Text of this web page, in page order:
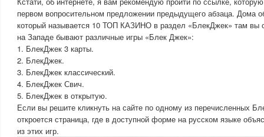
первом вопросительном предложении предыдущего абзаца. Дома
который называется 10 ТОП КАЗИНО в раздел «БлекДжек» там вы
на Западе бывают различные игры «Блек Джек»:
1. БлекДжек 3 карты.
2. БлекДжек.
3. БлекДжек классический.
4. БлекДжек Свич.
5. БлекДжек в открытую.
Если вы решите кликнуть на сайте по одному из перечисленных
откроется страница, где в доступной форме на русском языке
из этих игр.